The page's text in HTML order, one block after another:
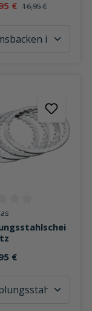
€ 16,95 €
Sternen Bewertung
€